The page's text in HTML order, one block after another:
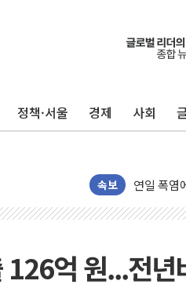
정책·서울 경제 사회
속보
李대통령,
연일 폭염
인제 용대
강원 중·
126억 원...전